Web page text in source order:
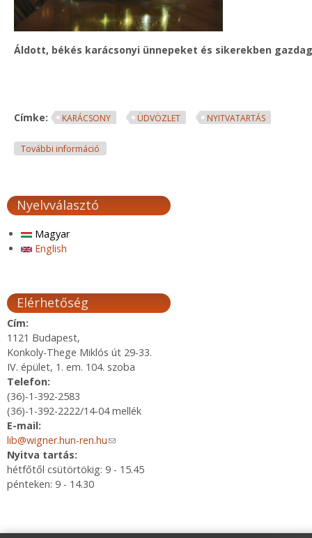
Áldott, békés karácsonyi ünnepeket és sikerekben
Címke: KARÁCSONY ÜDVÖZLET NYITVATARTÁS
További információ
Nyelvválasztó
Magyar
English
Elérhetőség
Cím:
1121 Budapest,
Konkoly-Thege Miklós út 29-33.
IV. épület, 1. em. 104. szoba
Telefon:
(36)-1-392-2583
(36)-1-392-2222/14-04 mellék
E-mail:
lib@wigner.hun-ren.hu(link sends e-mail)
Nyitva tartás:
hétfőtől csütörtökig: 9 - 15.45
pénteken: 9 - 14.30